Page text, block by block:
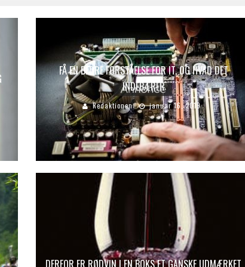
FÅ EN BEDRE FORSTÅELSE FOR IT, OG HVAD DET
INDEBÆRER
Redaktionen januar 16, 2019